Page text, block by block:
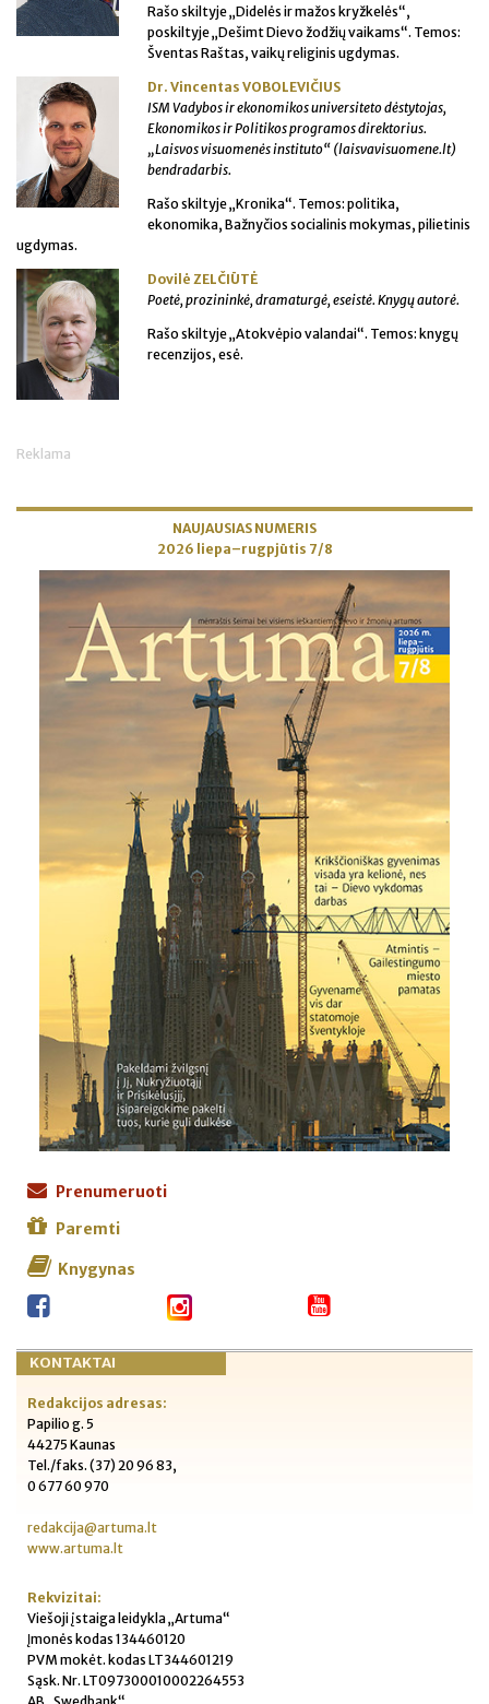
Rašo skiltyje „Didelės ir mažos kryžkelės“,
poskiltyje „Dešimt Dievo žodžių vaikams“. Temos:
Šventas Raštas, vaikų religinis ugdymas.
Dr. Vincentas VOBOLEVIČIUS
ISM Vadybos ir ekonomikos universiteto dėstytojas,
Ekonomikos ir Politikos programos direktorius.
„Laisvos visuomenės instituto“ (laisvavisuomene.lt)
bendradarbis.
Rašo skiltyje „Kronika“. Temos: politika,
ekonomika, Bažnyčios socialinis mokymas, pilietinis
ugdymas.
Dovilė ZELČIŪTĖ
Poetė, prozininkė, dramaturgė, eseistė. Knygų autorė.
Rašo skiltyje „Atokvėpio valandai“. Temos: knygų
recenzijos, esė.
Reklama
NAUJAUSIAS NUMERIS
2026 liepa–rugpjūtis 7/8
Prenumeruoti
Paremti
Knygynas
KONTAKTAI
Redakcijos adresas:
Papilio g. 5
44275 Kaunas
Tel./faks. (37) 20 96 83,
0 677 60 970
redakcija@artuma.lt
www.artuma.lt
Rekvizitai:
Viešoji įstaiga leidykla „Artuma“
Įmonės kodas 134460120
PVM mokėt. kodas LT344601219
Sąsk. Nr. LT097300010002264553